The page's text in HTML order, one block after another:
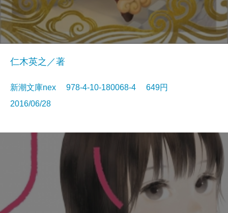
仁木英之／著
新潮文庫nex 978-4-10-180068-4 649円
2016/06/28